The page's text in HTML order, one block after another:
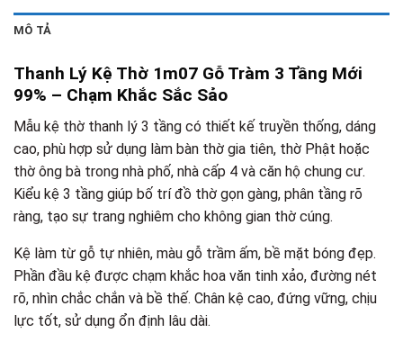
MÔ TẢ
Thanh Lý Kệ Thờ 1m07 Gỗ Tràm 3 Tầng Mới
99% – Chạm Khắc Sắc Sảo
Mẫu kệ thờ thanh lý 3 tầng có thiết kế truyền thống, dáng
cao, phù hợp sử dụng làm bàn thờ gia tiên, thờ Phật hoặc
thờ ông bà trong nhà phố, nhà cấp 4 và căn hộ chung cư.
Kiểu kệ 3 tầng giúp bố trí đồ thờ gọn gàng, phân tầng rõ
ràng, tạo sự trang nghiêm cho không gian thờ cúng.
Kệ làm từ gỗ tự nhiên, màu gỗ trầm ấm, bề mặt bóng đẹp.
Phần đầu kệ được chạm khắc hoa văn tinh xảo, đường nét
rõ, nhìn chắc chắn và bề thế. Chân kệ cao, đứng vững, chịu
lực tốt, sử dụng ổn định lâu dài.